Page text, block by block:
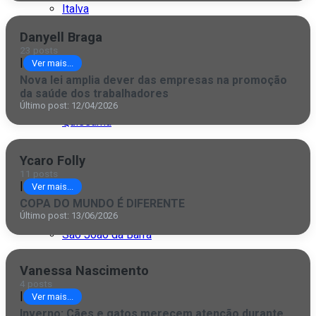
Italva
Itaocara
Itaperuna
Macaé
São Fidélis
São Francisco
São João da Barra
São Paulo
Danyell Braga
23 posts
| Ver mais...
Nova lei amplia dever das empresas na promoção
da saúde dos trabalhadores
Último post: 12/04/2026
Ycaro Folly
11 posts
| Ver mais...
COPA DO MUNDO É DIFERENTE
Último post: 13/06/2026
Vanessa Nascimento
4 posts
| Ver mais...
Inverno: Cães e gatos merecem atenção durante